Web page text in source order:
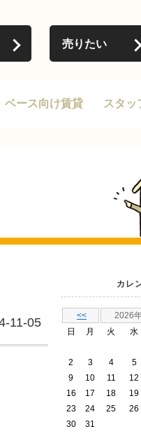
売りたい
ベース向け賃貸 スタッ
11-05
カレ
<<
2026
日
月 火 水
2
3 4 5
9
10 11 12
16
17 18 19
23
24 25 26
30
31